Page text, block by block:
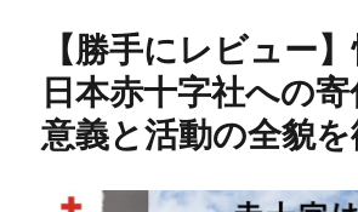
【勝手にレビュー
日本赤十字社への
意義と活動の全貌